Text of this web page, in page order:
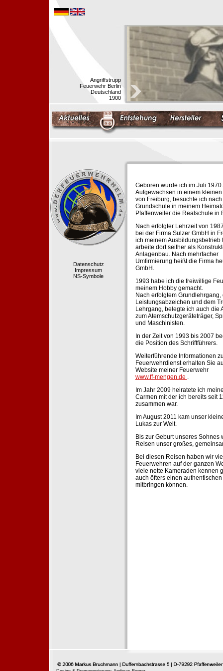
Angriffstrupp
Feuerwehr Berlin
Deutschland
1900
Datenschutz
Impressum
NS-Symbole
Geboren wurde ich im Juli 1970.
Aufgewachsen in einem kleinen
von Freiburg, besuchte ich nach
Grundschule in meinem
Pfaffenweiler die Realschule in
Nach erfolgter Lehrzeit von
bei der Firma Sulzer GmbH in
ich meinem Ausbildungsbetrieb
arbeite dort seither als
Anlagenbau. Nach mehrfacher
Umfirmierung heißt die Firma
GmbH.
1993 habe ich die freiwillige
meinem Hobby gemacht.
Nach erfolgtem Grundlehrgang,
Leistungsabzeichen und dem
Lehrgang, belegte ich auch die
zum Atemschutzgeräteträger,
und Maschinisten.
In der Zeit von 1993 bis 2007
die Position des Schriftführers.
Weiterführende Informationen
Feuerwehrdienst erhalten Sie
Website meiner Feuerwehr
www.ff-mengen.de .
Im Jahr 2009 heiratete ich
Carmen mit der ich bereits seit
zusammen war.
Im August 2011 kam unser
Lukas zur Welt.
Bis zur Geburt unseres Sohnes
Reisen unser großes,
Bei diesen Reisen haben wir
Feuerwehren auf der ganzen
viele nette Kameraden kennen
auch öfters einen
mitbringen können.